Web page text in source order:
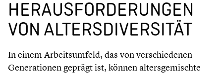
HERAUSFORDERUNGEN
VON ALTERSDIVERSITÄT
In einem Arbeitsumfeld, das von verschiedenen
Generationen geprägt ist, können altersgemischte